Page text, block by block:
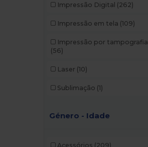
Impressão Digital (262)
Impressão em tela (109)
Impressão por tampografia
(56)
Laser (10)
Sublimação (1)
Género - Idade
Acessórios (209)